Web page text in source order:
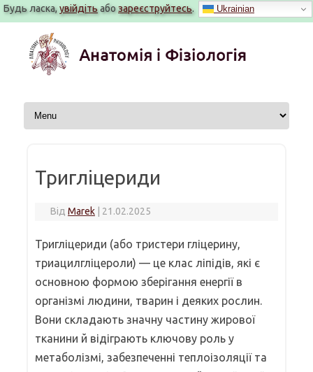
Будь ласка,увійдітьабозареєструйтесь.
вмісту
Тригліцериди
Від Marek 21.02.2025
Тригліцериди (або тристери гліцерину,
триацилгліцероли) — це клас ліпідів, які є
основною формою зберігання енергії в
організмі людини, тварин і деяких рослин.
Вони складають значну частину жирової
тканини й відіграють ключову роль у
метаболізмі, забезпеченні теплоізоляції та
Ukrainian